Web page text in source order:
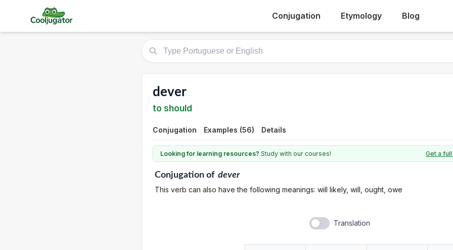
Conjugation Etymology Blog
dever
to should
Conjugation Examples (56) Details
Looking for learning resources? Study with our courses! Get a
Conjugationof dever
This verb can also have the following meanings: will likely, will, ought, owe
Translation